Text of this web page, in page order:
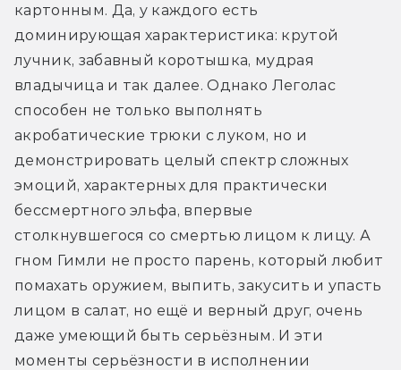
картонным. Да, у каждого есть
доминирующая характеристика: крутой
лучник, забавный коротышка, мудрая
владычица и так далее. Однако Леголас
способен не только выполнять
акробатические трюки с луком, но и
демонстрировать целый спектр сложных
эмоций, характерных для практически
бессмертного эльфа, впервые
столкнувшегося со смертью лицом к лицу. А
гном Гимли не просто парень, который любит
помахать оружием, выпить, закусить и упасть
лицом в салат, но ещё и верный друг, очень
даже умеющий быть серьёзным. И эти
моменты серьёзности в исполнении